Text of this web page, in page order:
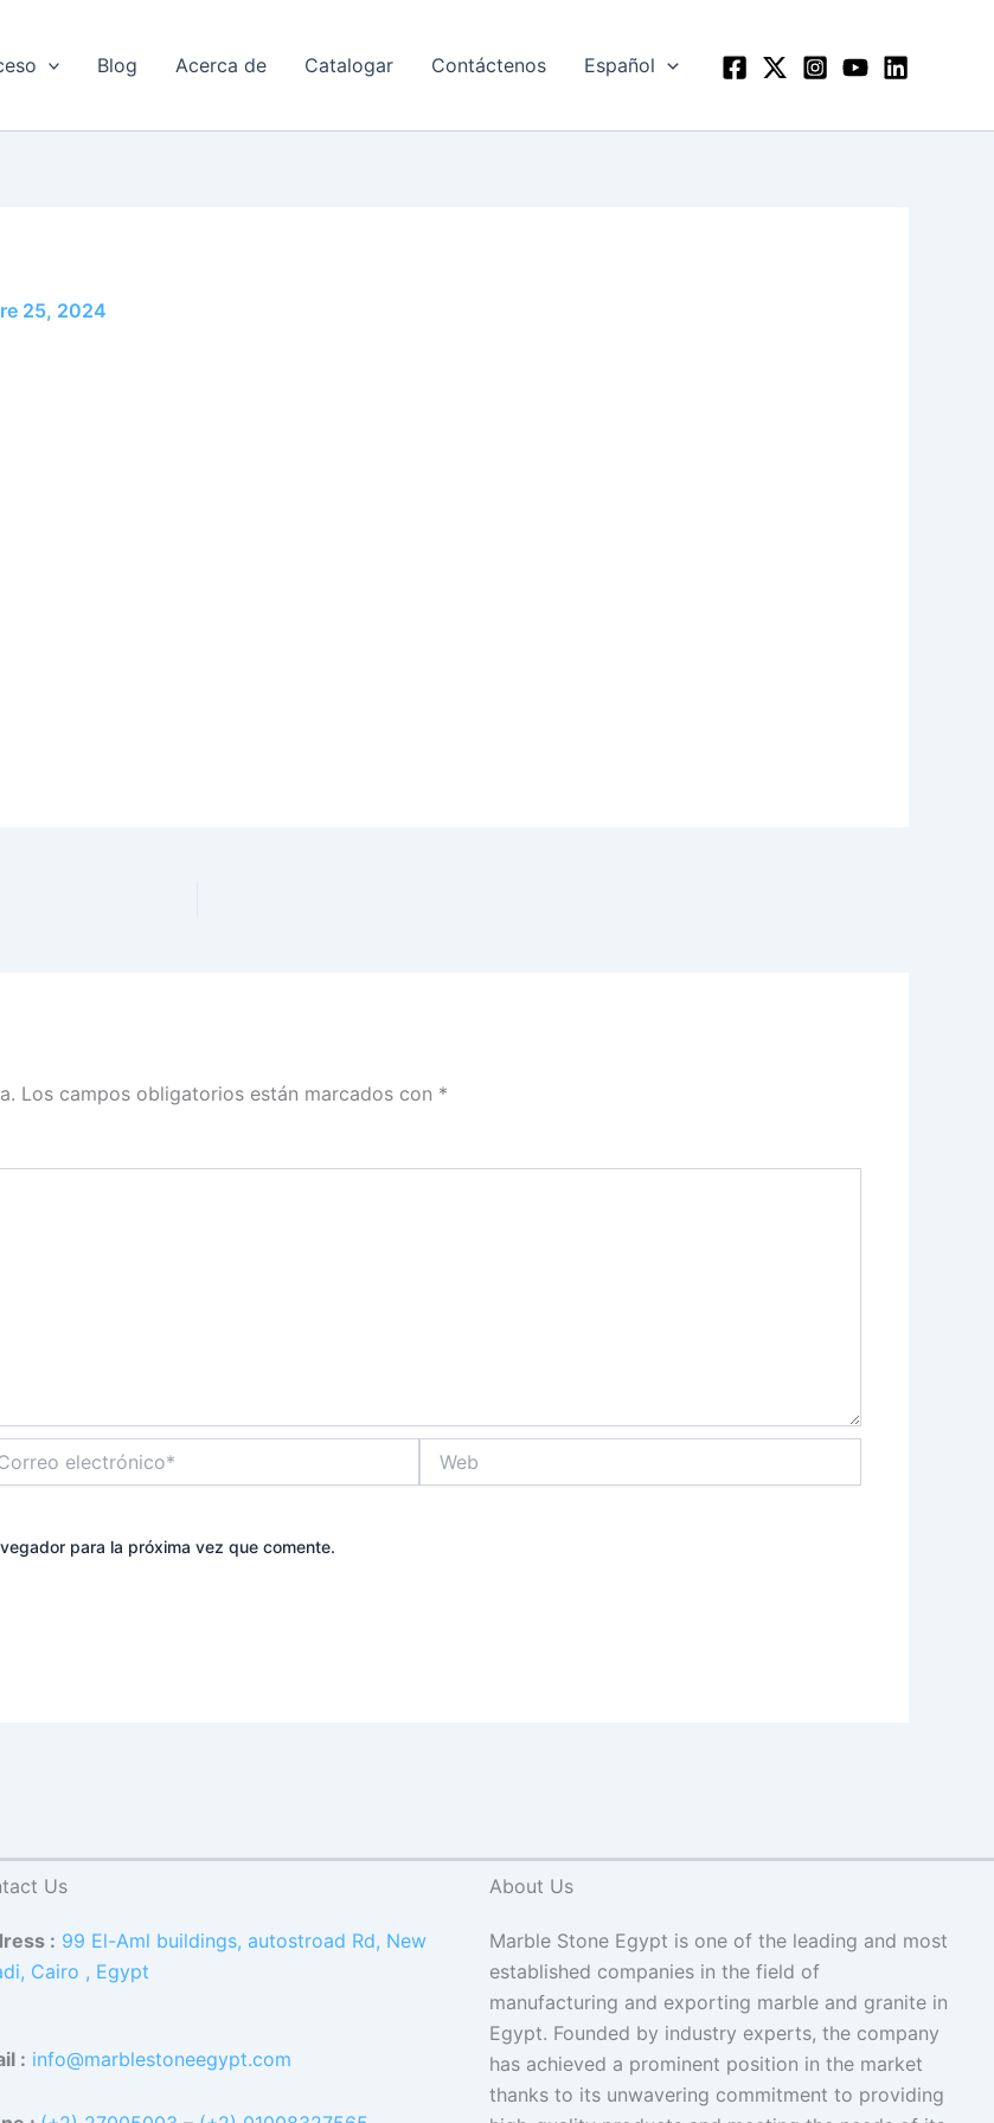
Blog Acerca de Catalogar Contáctenos Español
25, 2024
Los campos obligatorios están marcados con *
para la próxima vez que comente.
Us
: 99 El-Aml buildings, autostroad Rd, New
Cairo , Egypt
: info@marblestoneegypt.com
About Us
Marble Stone Egypt is one of the leading and most
established companies in the field of
manufacturing and exporting marble and granite in
Egypt. Founded by industry experts, the company
has achieved a prominent position in the market
thanks to its unwavering commitment to providing